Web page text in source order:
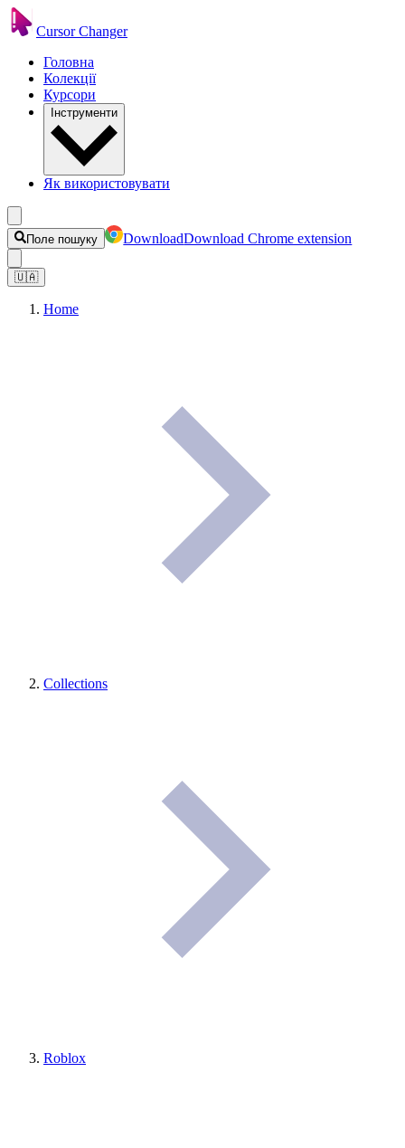
Cursor Changer
Головна
Колекції
Курсори
Інструменти
Як використовувати
Поле пошуку DownloadDownload Chrome extension
🇺🇦
Home
Collections
Roblox